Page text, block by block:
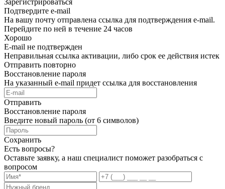
Зарегистрироваться
Подтвердите e-mail
На вашу почту отправлена ссылка для подтверждения e-mail.
Перейдите по ней в течение 24 часов
Хорошо
E-mail не подтвержден
Неправильная ссылка активации, либо срок ее действия истек
Отправить повторно
Восстановление пароля
На указанный e-mail придет ссылка для восстановления
Отправить
Восстановление пароля
Введите новый пароль (от 6 символов)
Сохранить
Есть вопросы?
Оставьте заявку, а наш специалист поможет разобраться с
вопросом